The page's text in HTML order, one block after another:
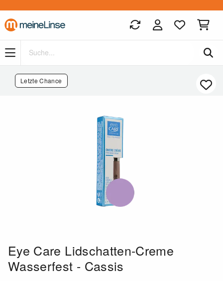
Zum Hauptinhalt springen
Letzte Chance
Eye Care Lidschatten-Creme
Wasserfest - Cassis